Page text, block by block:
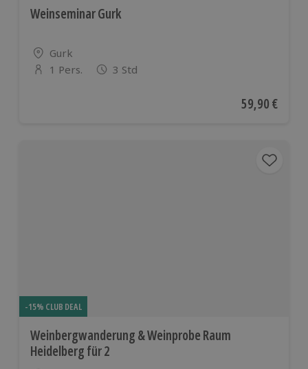
Weinseminar Gurk
Standort
Gurk
Anzahl der Teilnehmer
1 Pers. 3 Std
Aktueller
59,90 €
-15% CLUB DEAL
Weinbergwanderung & Weinprobe Raum
Heidelberg für 2